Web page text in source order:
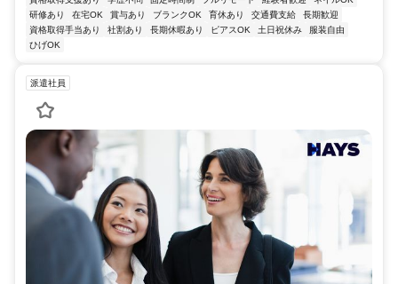
研修あり
在宅OK 賞与あり ブランクOK 育休あり 交通費支給
長期歓迎
資格取得手当あり
社割あり 長期休暇あり ピアスOK 土日祝休み
服装自由
ひげOK
派遣社員